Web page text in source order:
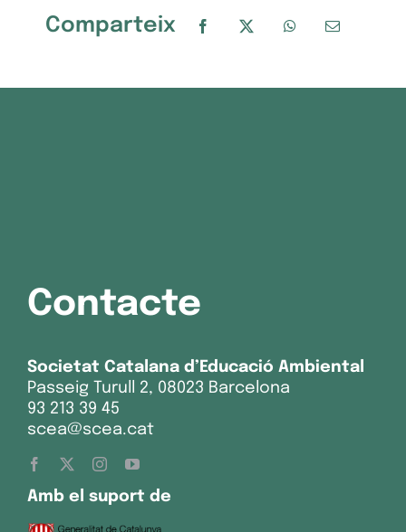
Comparteix
Contacte
Societat Catalana d’Educació Ambiental
Passeig Turull 2, 08023 Barcelona
93 213 39 45
scea@scea.cat
Amb el suport de